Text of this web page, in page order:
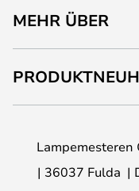
MEHR ÜBER
Lampemesteren
36037 Fulda